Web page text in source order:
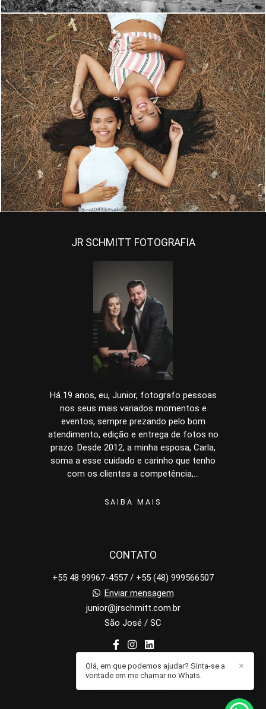
1464
JR SCHMITT FOTOGRAFIA
Há 19 anos, eu, Junior, fotografo pessoas
nos seus mais variados momentos e
eventos, sempre prezando pelo bom
atendimento, edição e entrega de fotos no
prazo. Desde 2012, a minha esposa, Carla,
soma a esse cuidado e carinho que tenho
com os clientes a competência,...
SAIBA MAIS
CONTATO
+55 48 99967-4557 / +55 (48) 999566507
Enviar mensagem
junior@jrschmitt.com.br
São José / SC
✕
Olá, em que podemos ajudar? Sinta-se a
vontade em me chamar no Whats.